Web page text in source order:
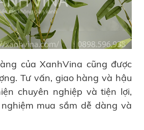
của XanhVina cũng được
Tư vấn, giao hàng và hậu
chuyên nghiệp và tiện lợi,
mua sắm dễ dàng và